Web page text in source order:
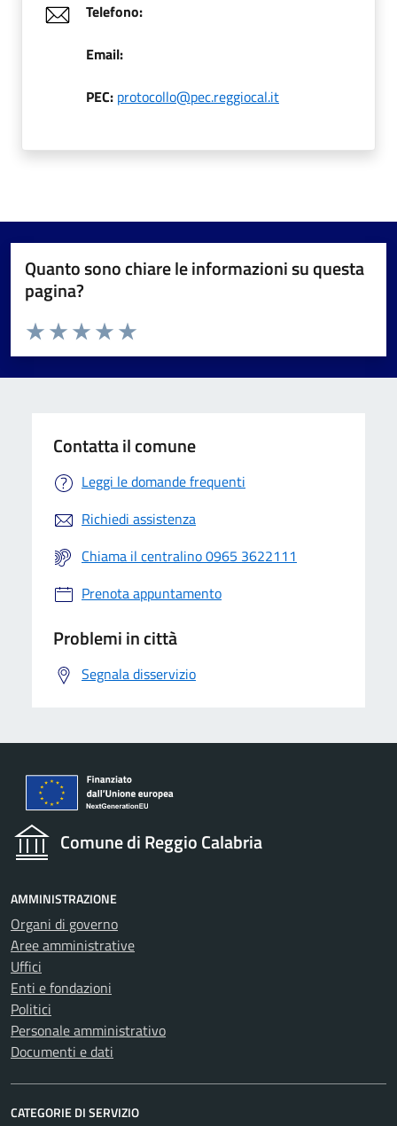
Telefono:
Email:
PEC: protocollo@pec.reggiocal.it
Quanto sono chiare le informazioni su questa
pagina?
Valuta da 1 a 5 stelle la pagina
Valuta 5 stelle su 5
Valuta 4 stelle su 5
Valuta 3 stelle su 5
Valuta 2 stelle su 5
Valuta 1 stelle su 5
Contatta il comune
Leggi le domande frequenti
Richiedi assistenza
Chiama il centralino 0965 3622111
Prenota appuntamento
Problemi in città
Segnala disservizio
Comune di Reggio Calabria
AMMINISTRAZIONE
Organi di governo
Aree amministrative
Uffici
Enti e fondazioni
Politici
Personale amministrativo
Documenti e dati
CATEGORIE DI SERVIZIO